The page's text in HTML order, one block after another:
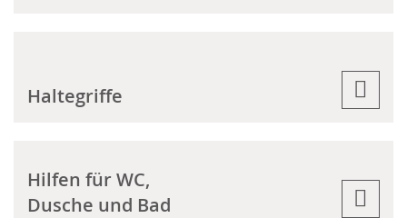
Haltegriffe
Hilfen für WC,
Dusche und Bad